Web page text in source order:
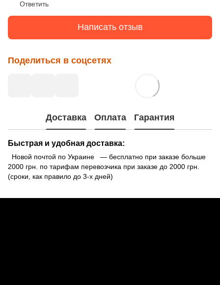
Ответить
Написать отзыв
Поделиться в соцсетях
Доставка Оплата Гарантия
Быстрая и удобная доставка:
Новой почтой по Украине — бесплатно при заказе больше
2000 грн. по тарифам перевозчика при заказе до 2000 грн.
(сроки, как правило до 3-х дней)